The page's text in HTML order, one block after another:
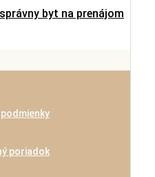
byt na prenájom
poriadok